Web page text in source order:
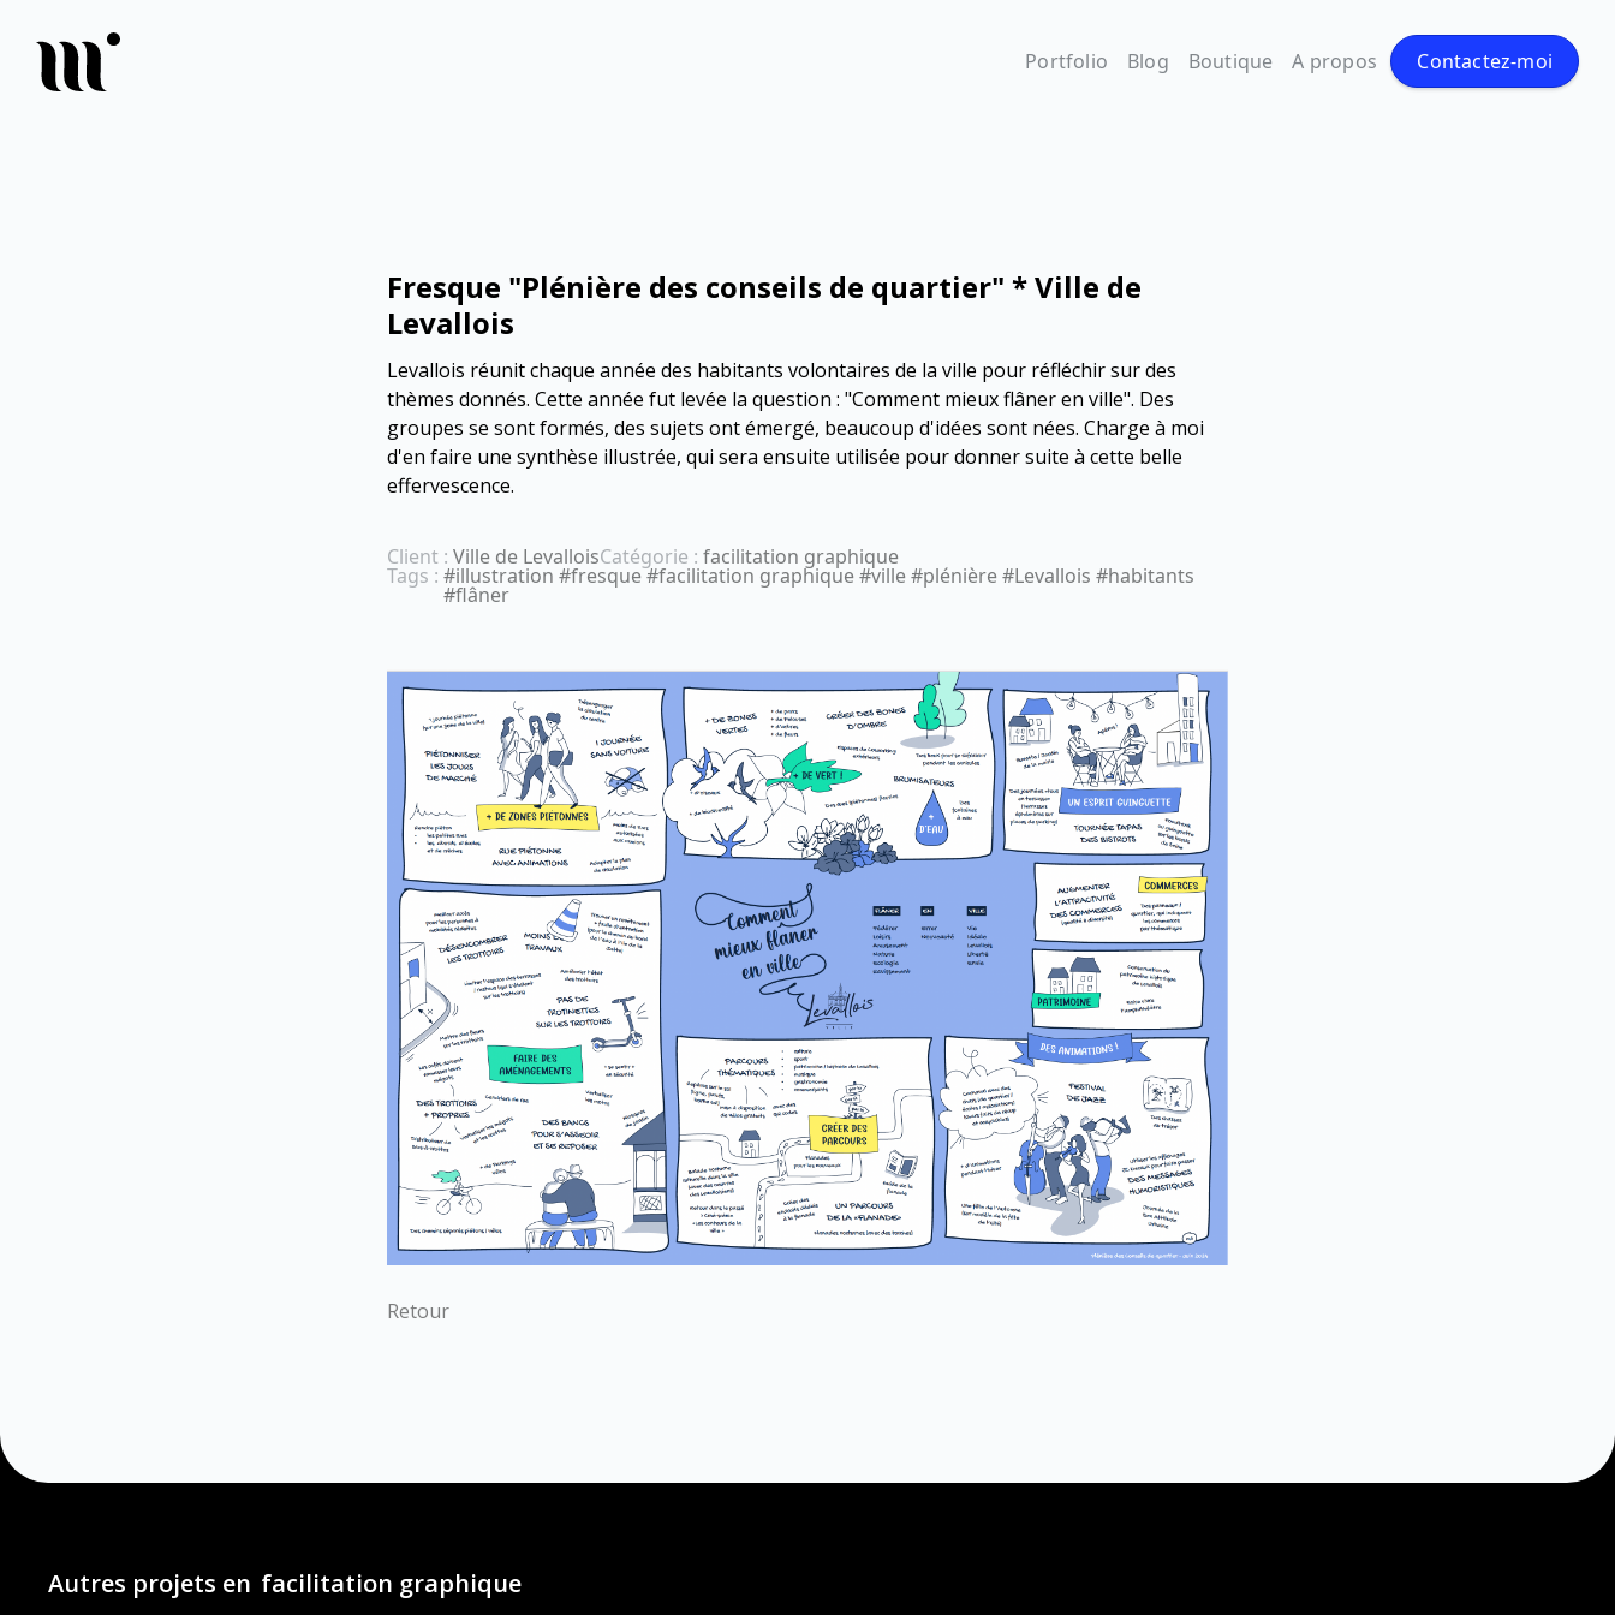
Portfolio Blog Boutique A propos Contactez-moi
Fresque "Plénière des conseils de quartier" * Ville de
Levallois
Levallois réunit chaque année des habitants volontaires de la ville pour réfléchir sur des
thèmes donnés. Cette année fut levée la question : "Comment mieux flâner en ville". Des
groupes se sont formés, des sujets ont émergé, beaucoup d'idées sont nées. Charge à moi
d'en faire une synthèse illustrée, qui sera ensuite utilisée pour donner suite à cette belle
effervescence.
Client : Ville de LevalloisCatégorie : facilitation graphique
Tags : #illustration #fresque #facilitation graphique #ville #plénière #Levallois #habitants
#flâner
Retour
Autres projets en facilitation graphique